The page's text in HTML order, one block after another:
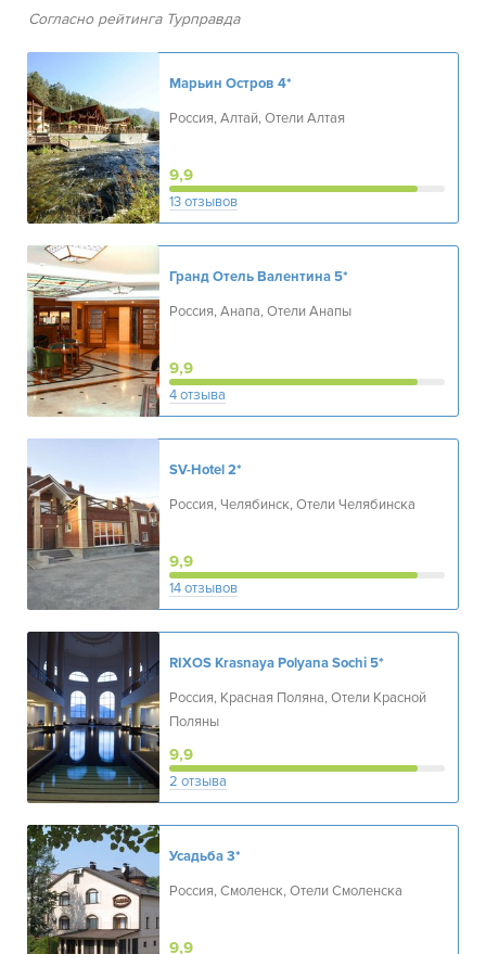
Согласно рейтинга Турправда
Марьин Остров 4*
Россия, Алтай, Отели Алтая
9,9
13 отзывов
Гранд Отель Валентина5*
Россия, Анапа, Отели Анапы
9,9
4 отзыва
SV-Hotel2*
Россия, Челябинск, Отели Челябинска
9,9
14 отзывов
RIXOS Krasnaya Polyana Sochi5*
Россия, Красная Поляна, Отели Красной
Поляны
9,9
2 отзыва
Усадьба3*
Россия, Смоленск, Отели Смоленска
9,9